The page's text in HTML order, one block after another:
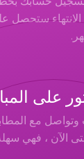
الانتهاء ستحصل
على
مع
الآن ، فهي